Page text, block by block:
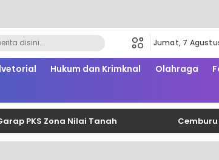
Jumat, 7
Hukum dan Krimknal Olahraga
Zona Nilai Tanah Cemburu